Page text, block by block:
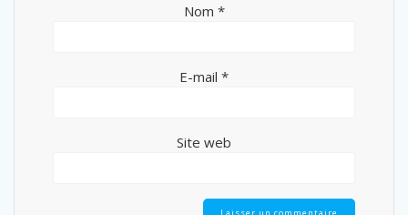
Nom *
E-mail *
Site web